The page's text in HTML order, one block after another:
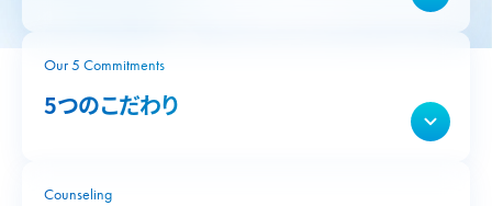
Our 5 Commitments
5つのこだわり
Counseling